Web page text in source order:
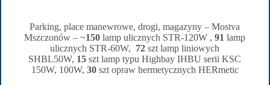
Parking, place manewrowe, drogi, magazyny – Mostva
Mszczonów – ~150 lamp ulicznych STR-120W ,91 lamp
ulicznych STR-60W, 72 szt lamp liniowych
SHBL50W, 15szt lamp typu Highbay IHBU serii KSC
150W, 100W, 30 szt opraw hermetycznych HERmetic